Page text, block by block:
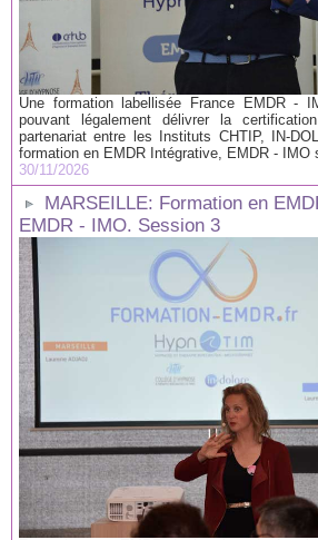
Une formation labellisée France EMDR -
pouvant légalement délivrer la
partenariat entre les Instituts CHTIP, IN-
formation en EMDR Intégrative, EMDR - IMO
30/11/2026
MARSEILLE: Formation en
EMDR - IMO. Session 3